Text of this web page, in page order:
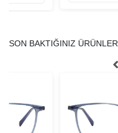
SON BAKTIĞINIZ ÜRÜNLER